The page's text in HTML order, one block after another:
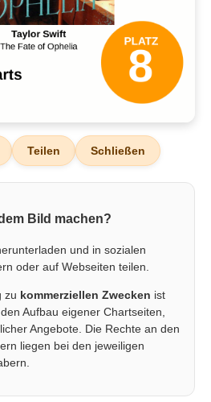
Teilen Schließen
Bild machen?
und in sozialen
oder auf Webseiten teilen.
zu kommerziellen Zwecken ist
Aufbau eigener Chartseiten,
Angebote. Die Rechte an den
liegen bei den jeweiligen